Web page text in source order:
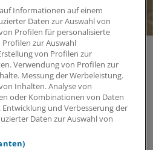
der CES aus
Windel, die Fieber misst: Das
die Aussteller bei der
präsentiert haben. Unser
Informationen auf einem
Daten zur Auswahl von
Profilen für personalisierte
zur Auswahl
von Profilen zur
Verwendung von Profilen zur
Messung der Werbeleistung.
Inhalten. Analyse von
oder Kombinationen von Daten
und Verbesserung der
Daten zur Auswahl von